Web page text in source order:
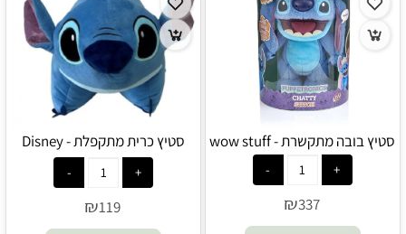
סטיץ בובה מתקשרת - wow stuff
₪337
סטיץ כרית מתקפלת - Disney
₪119